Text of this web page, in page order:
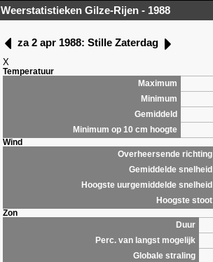
Weerstatistieken Gilze-Rijen - 1988
za 2 apr 1988: Stille Zaterdag
X
Temperatuur
Maximum
Minimum
Gemiddeld
Minimum op 10 cm hoogte
Wind
Overheersende richting
Gemiddelde snelheid
Hoogste uurgemiddelde snelheid
Hoogste stoot
Zon
Duur
Perc. van langst mogelijk
Globale straling